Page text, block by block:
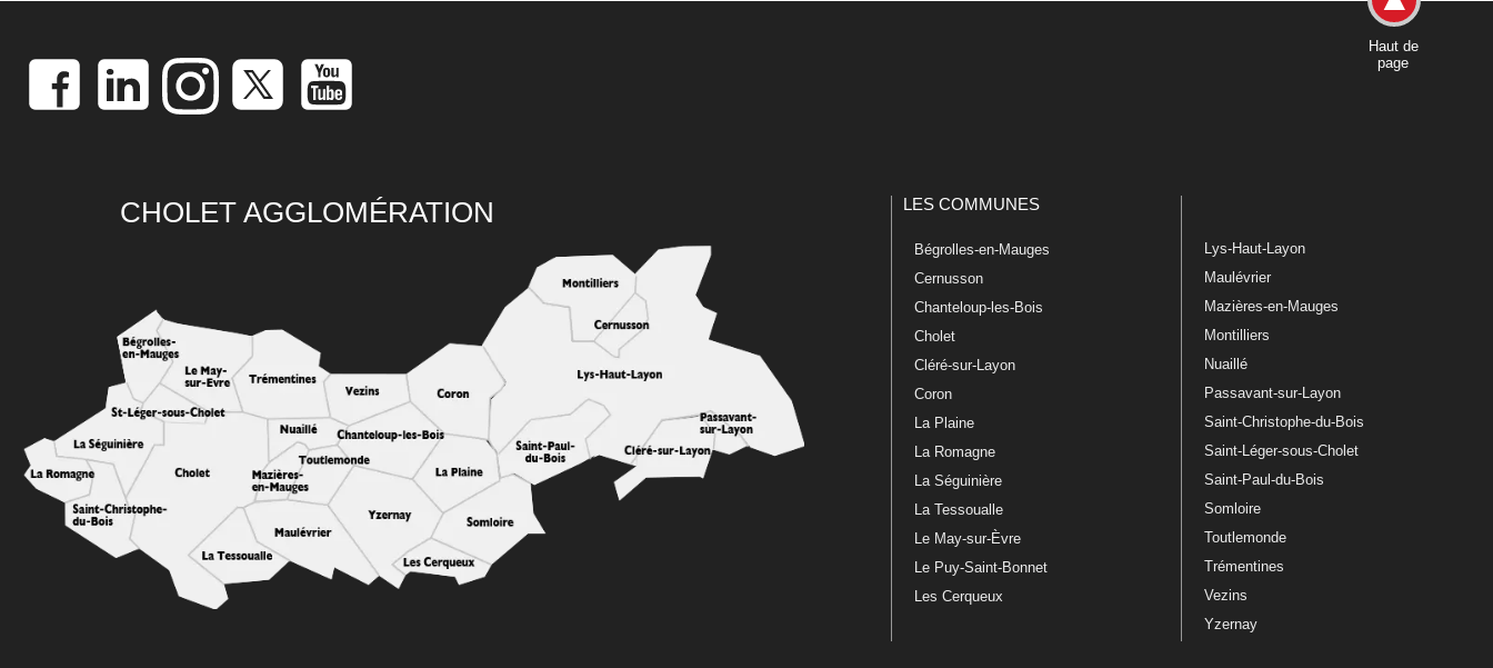
Haut de
page
CHOLET AGGLOMÉRATION LES COMMUNES
Bégrolles-en-Mauges
Cernusson
Chanteloup-les-Bois
Cholet
Cléré-sur-Layon
Coron
La Plaine
La Romagne
La Séguinière
La Tessoualle
Le May-sur-Èvre
Le Puy-Saint-Bonnet
Les Cerqueux
Lys-Haut-Layon
Maulévrier
Mazières-en-Mauges
Montilliers
Nuaillé
Passavant-sur-Layon
Saint-Christophe-du-Bois
Saint-Léger-sous-Cholet
Saint-Paul-du-Bois
Somloire
Toutlemonde
Trémentines
Vezins
Yzernay